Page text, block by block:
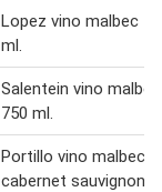
Lopez vino malbec
ml.
Salentein vino malbec
750 ml.
Portillo vino malbec/
cabernet sauvignon